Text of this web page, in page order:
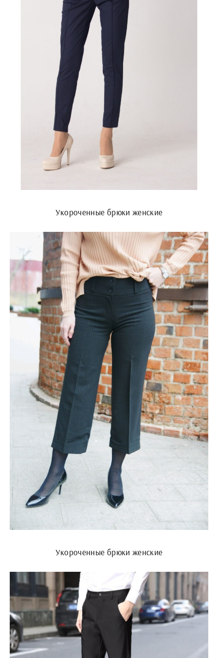
Укороченные брюки женские
Укороченные брюки женские